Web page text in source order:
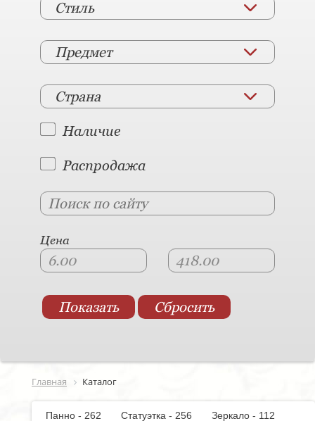
Стиль
Предмет
Страна
Наличие
Распродажа
Цена
Главная Каталог
Панно - 262 Статуэтка - 256
Зеркало - 112